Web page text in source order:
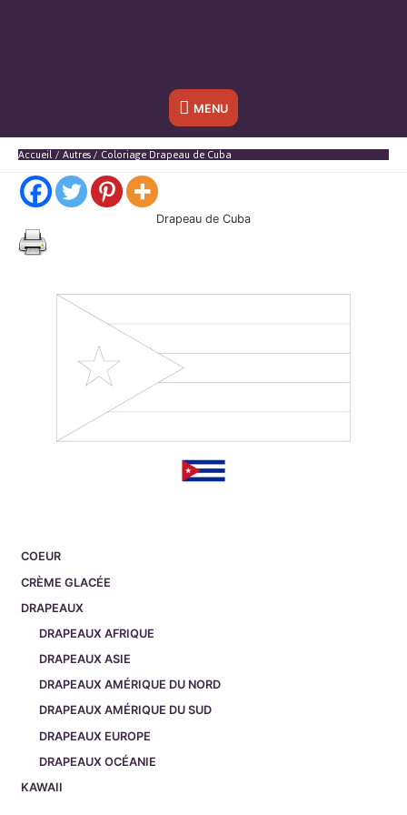
Sous
l'en-
MENU
Accueil Autres Coloriage Drapeau de Cuba
COEUR
CRÈME GLACÉE
DRAPEAUX
DRAPEAUX AFRIQUE
DRAPEAUX ASIE
DRAPEAUX AMÉRIQUE DU NORD
DRAPEAUX AMÉRIQUE DU SUD
DRAPEAUX EUROPE
DRAPEAUX OCÉANIE
KAWAII
Drapeau de Cuba